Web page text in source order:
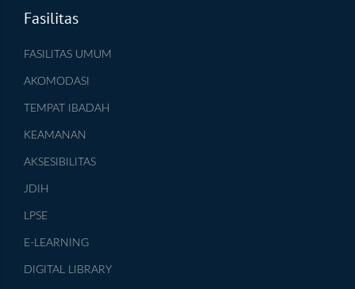
Fasilitas
FASILITAS UMUM
AKOMODASI
TEMPAT IBADAH
KEAMANAN
AKSESIBILITAS
JDIH
LPSE
E-LEARNING
DIGITAL LIBRARY